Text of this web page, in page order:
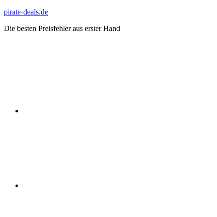
Zum
springen
pirate-deals.de
Die besten Preisfehler aus erster Hand